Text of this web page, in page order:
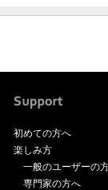
初めての方へ
楽しみ方
一般のユーザーの
専門家の方へ